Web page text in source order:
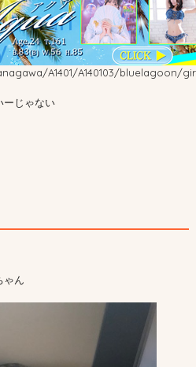
A1401/A140103/bluelagoon/
ーじゃない
ゃん